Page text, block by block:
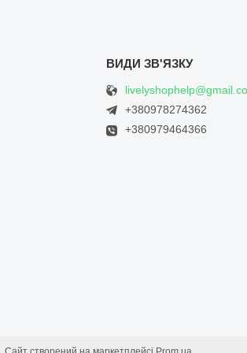
+380978274362
+380979464366